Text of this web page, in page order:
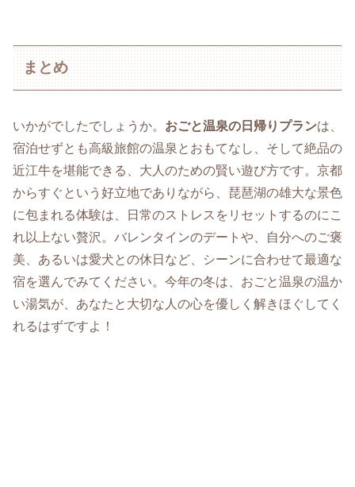
まとめ
いかがでしたでしょうか。 おごと温泉の日帰りプランは、
宿泊せずとも高級旅館の温泉とおもてなし、そして絶品の
近江牛を堪能できる、大人のための賢い遊び方です。京都
からすぐという好立地でありながら、琵琶湖の雄大な景色
に包まれる体験は、日常のストレスをリセットするのにこ
れ以上ない贅沢。バレンタインのデートや、自分へのご褒
美、あるいは愛犬との休日など、シーンに合わせて最適な
宿を選んでみてください。今年の冬は、おごと温泉の温か
い湯気が、あなたと大切な人の心を優しく解きほぐしてく
れるはずですよ！